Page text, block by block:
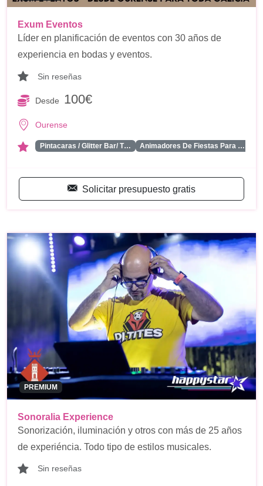
Exum Eventos
Líder en planificación de eventos con 30 años de
experiencia en bodas y eventos.
Sin reseñas
Desde 100€
Ourense
Pintacaras / Glitter Bar/ T… Animadores De Fiestas Para …
Solicitar presupuesto gratis
PREMIUM
Sonoralia Experience
Sonorización, iluminación y otros con más de 25 años
de experiéncia. Todo tipo de estilos musicales.
Sin reseñas